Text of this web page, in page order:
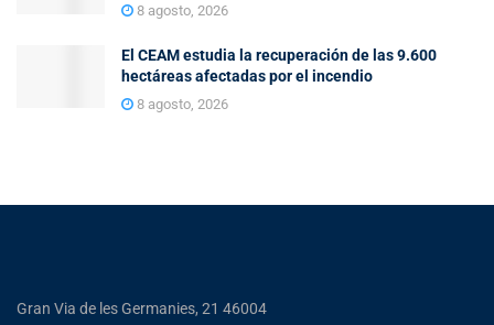
8 agosto, 2026
El CEAM estudia la recuperación de las 9.600
hectáreas afectadas por el incendio
8 agosto, 2026
Gran Via de les Germanies, 21 46004